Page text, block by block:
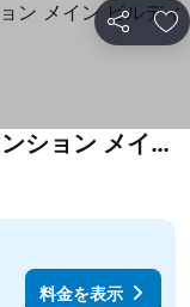
シェア お
ウィークリー ハーバービュー マンション メイン ビルディング
料金を表示